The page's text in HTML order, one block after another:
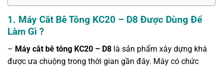
1. Máy Căt Bê Tông KC20 – D8 Được Dùng Để
Làm Gì ?
– Máy căt bê tông KC20 – D8 là sản phẩm xây dựng khá
được ưa chuộng trong thời gian gần đây. Máy có chức